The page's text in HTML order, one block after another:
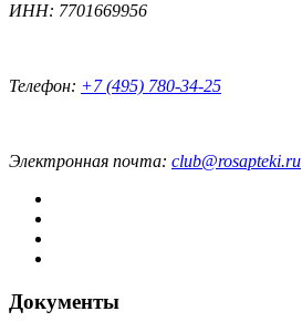
ИНН: 7701669956
Телефон: +7 (495) 780-34-25
Электронная почта: club@rosapteki.ru
Документы